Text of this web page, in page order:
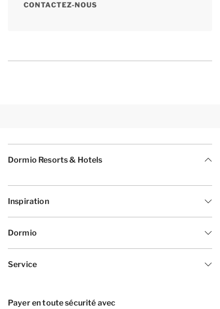
CONTACTEZ-NOUS
Dormio Resorts & Hotels
Inspiration
Dormio
Service
Payer en toute sécurité avec